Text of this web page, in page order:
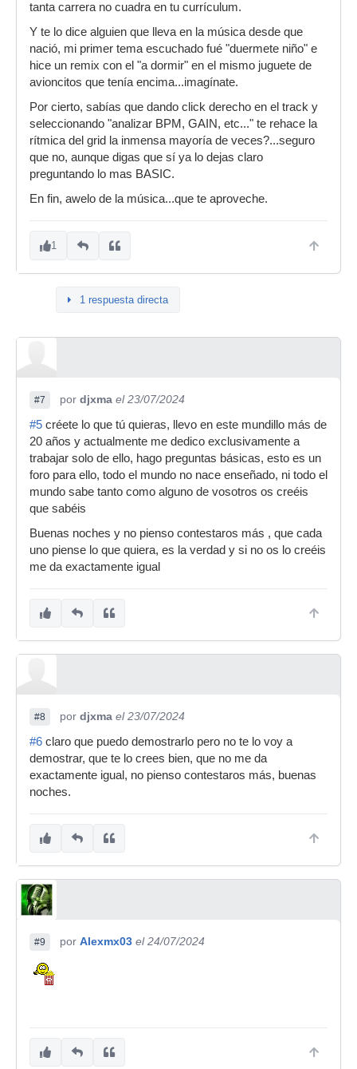
tanta carrera no cuadra en tu currículum.
Y te lo dice alguien que lleva en la música desde que
nació, mi primer tema escuchado fué "duermete niño" e
hice un remix con el "a dormir" en el mismo juguete de
avioncitos que tenía encima...imagínate.
Por cierto, sabías que dando click derecho en el track y
seleccionando "analizar BPM, GAIN, etc..." te rehace la
rítmica del grid la inmensa mayoría de veces?...seguro
que no, aunque digas que sí ya lo dejas claro
preguntando lo mas BASIC.
En fin, awelo de la música...que te aproveche.
1
1 respuesta directa
#7 por djxma el 23/07/2024
#5 créete lo que tú quieras, llevo en este mundillo más de
20 años y actualmente me dedico exclusivamente a
trabajar solo de ello, hago preguntas básicas, esto es un
foro para ello, todo el mundo no nace enseñado, ni todo el
mundo sabe tanto como alguno de vosotros os creéis
que sabéis
Buenas noches y no pienso contestaros más , que cada
uno piense lo que quiera, es la verdad y si no os lo creéis
me da exactamente igual
#8 por djxma el 23/07/2024
#6 claro que puedo demostrarlo pero no te lo voy a
demostrar, que te lo crees bien, que no me da
exactamente igual, no pienso contestaros más, buenas
noches.
#9 por Alexmx03 el 24/07/2024